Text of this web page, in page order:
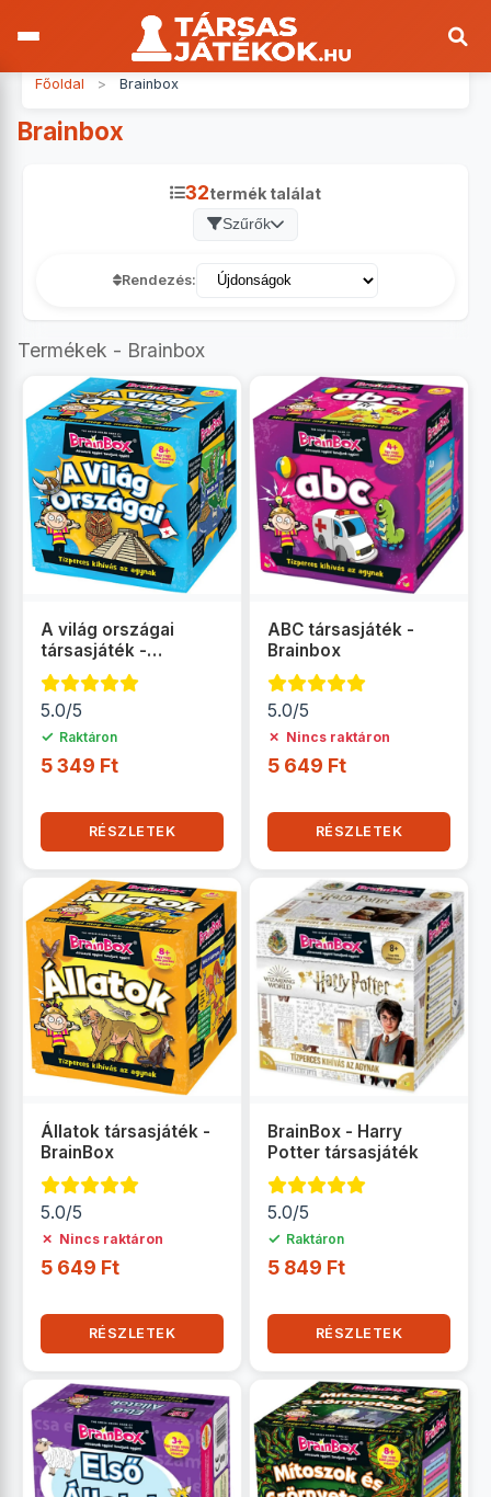
Főoldal > Brainbox
Brainbox
32termék találat
Szűrők
Rendezés:
Termékek - Brainbox
A világ országai
társasjáték -
Brainbox
5.0/5
✓ Raktáron
5 349 Ft
RÉSZLETEK
ABC társasjáték -
Brainbox
5.0/5
✗ Nincs raktáron
5 649 Ft
RÉSZLETEK
Állatok társasjáték -
BrainBox
5.0/5
✗ Nincs raktáron
5 649 Ft
RÉSZLETEK
BrainBox - Harry
Potter társasjáték
5.0/5
✓ Raktáron
5 849 Ft
RÉSZLETEK